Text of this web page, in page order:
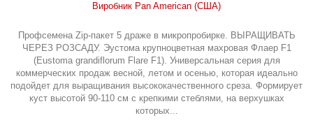
Виробник Pan American (США)
Профсемена Zip-пакет 5 драже в микропробирке. ВЫРАЩИВАТЬ
ЧЕРЕЗ РОЗСАДУ. Эустома крупноцветная махровая Флаер F1
(Eustoma grandiflorum Flare F1). Универсальная серия для
коммерческих продаж весной, летом и осенью, которая идеально
подойдет для выращивания высококачественного среза. Формирует
куст высотой 90-110 см с крепкими стеблями, на верхушках
которых...